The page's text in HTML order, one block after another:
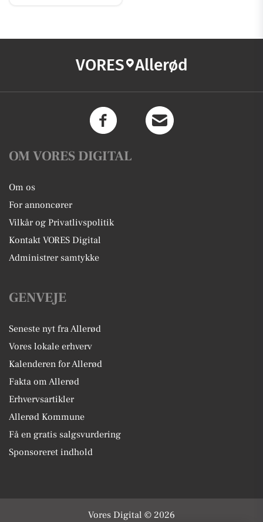
VORES Allerød
OM VORES DIGITAL
Om os
For annoncører
Vilkår og Privatlivspolitik
Kontakt VORES Digital
Administrer samtykke
GENVEJE
Seneste nyt fra Allerød
Vores lokale erhverv
Kalenderen for Allerød
Fakta om Allerød
Erhvervsartikler
Allerød Kommune
Få en gratis salgsvurdering
Sponsoreret indhold
Vores Digital © 2026